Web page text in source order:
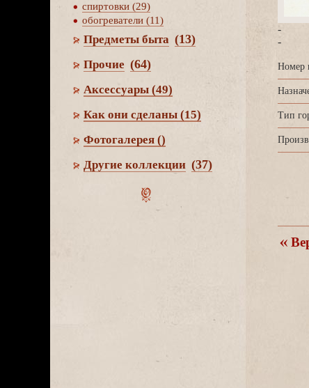
спиртовки (29)
обогреватели (11)
Предметы быта (13)
Прочие (64)
Аксессуары (49)
Как они сделаны (15)
Фотогалерея ()
Другие коллекции (37)
-
-
Номер
Тип